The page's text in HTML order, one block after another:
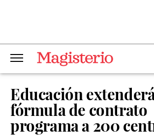
Educación
fórmula de contrato
programa a 200